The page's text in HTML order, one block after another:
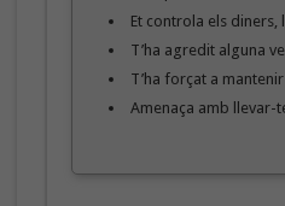
Et controla els
T’ha agredit alguna
T’ha forçat a
Amenaça amb llevar-